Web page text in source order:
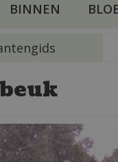
BINNEN